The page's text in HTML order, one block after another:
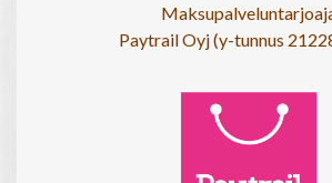
Paytrail Oyj (y-tunnus